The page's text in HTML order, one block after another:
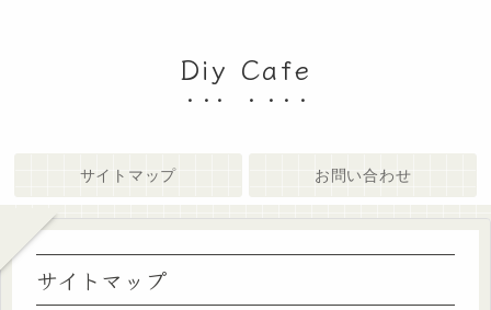
Diy Cafe
サイトマップ お問い合わせ
サイトマップ